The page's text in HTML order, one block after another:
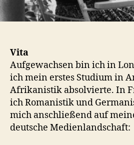
Vita
Aufgewachsen bin ich in
ich mein erstes Studium in
Afrikanistik absolvierte. In
ich Romanistik und
mich anschließend auf
deutsche Medienlandschaft: